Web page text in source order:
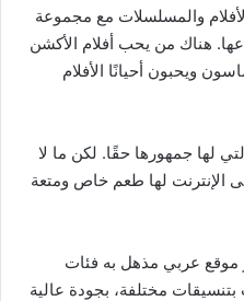
والمسلسلات مع مجموعة
هناك من يحب أفلام الأكشن
ويحبون أحيانًا الأفلام
لها جمهورها حقًا. لكن ما لا
الإنترنت لها طعم خاص ومتعة
موقع عربي مذهل به فئات
مختلفة، بجودة عالية